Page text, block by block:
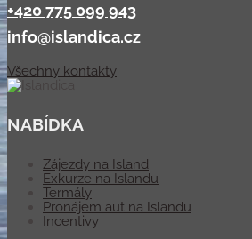
+420 775 099 943
info@islandica.cz
Všechny kontakty
NABÍDKA
Zájezdy na Island
Exkurze na Islandu
Termály
Pronájem aut na Islandu
Incentivy